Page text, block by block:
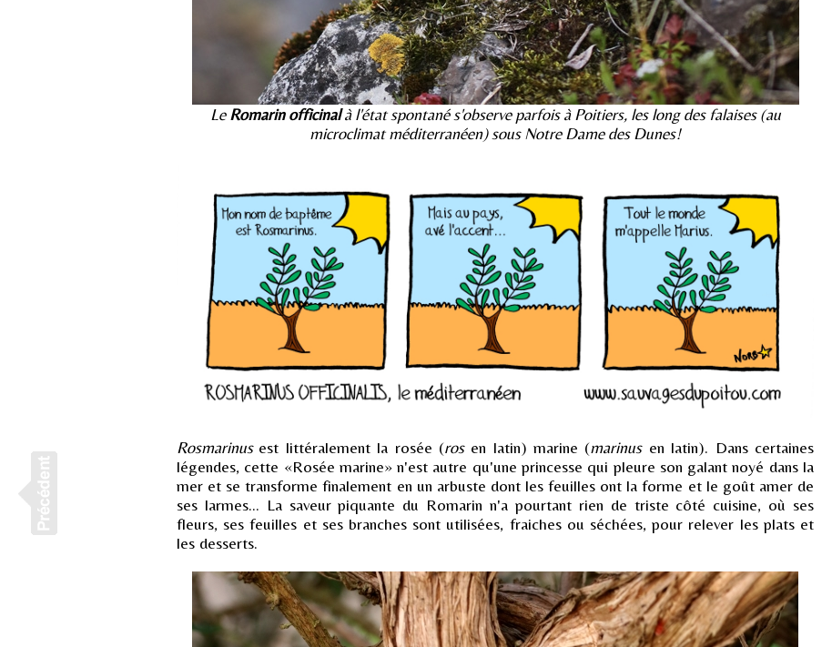
LeRomarin officinalà l'état spontané s'observe parfois à Poitiers, les long des falaises (au
microclimat méditerranéen) sous Notre Dame des Dunes!
Rosmarinus est littéralement la rosée (rosen latin) marine (marinusen latin). Dans certaines
légendes, cette «Rosée marine» n'est autre qu'une princesse qui pleure son galant noyé dans la
mer et se transforme finalement en un arbuste dont les feuilles ont la forme et le goût amer de
ses larmes... La saveur piquante du Romarin n'a pourtant rien de triste côté cuisine, où ses
fleurs, ses feuilles et ses branches sont utilisées, fraiches ou séchées, pour relever les plats et
les desserts.